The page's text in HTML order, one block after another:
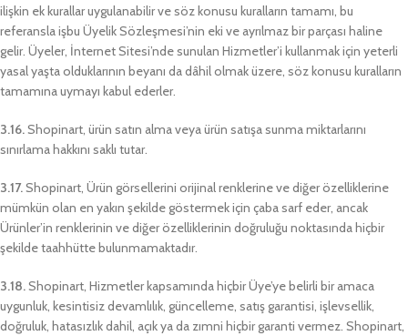
ilişkin ek kurallar uygulanabilir ve söz konusu kuralların tamamı, bu
referansla işbu Üyelik Sözleşmesi’nin eki ve ayrılmaz bir parçası haline
gelir. Üyeler, İnternet Sitesi’nde sunulan Hizmetler’i kullanmak için yeterli
yasal yaşta olduklarının beyanı da dâhil olmak üzere, söz konusu kuralların
tamamına uymayı kabul ederler.
3.16.Shopinart, ürün satın alma veya ürün satışa sunma miktarlarını
sınırlama hakkını saklı tutar.
3.17.Shopinart, Ürün görsellerini orijinal renklerine ve diğer özelliklerine
mümkün olan en yakın şekilde göstermek için çaba sarf eder, ancak
Ürünler’in renklerinin ve diğer özelliklerinin doğruluğu noktasında hiçbir
şekilde taahhütte bulunmamaktadır.
3.18.Shopinart, Hizmetler kapsamında hiçbir Üye’ye belirli bir amaca
uygunluk, kesintisiz devamlılık, güncelleme, satış garantisi, işlevsellik,
doğruluk, hatasızlık dahil, açık ya da zımni hiçbir garanti vermez. Shopinart,